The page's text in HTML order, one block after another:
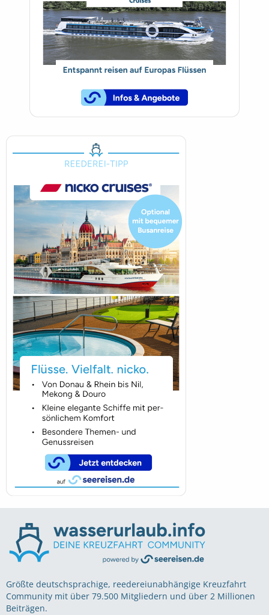
Größte deutschsprachige, reedereiunabhängige Kreuzfahrt
Community mit über 79.500 Mitgliedern und über 2 Millionen
Beiträgen.